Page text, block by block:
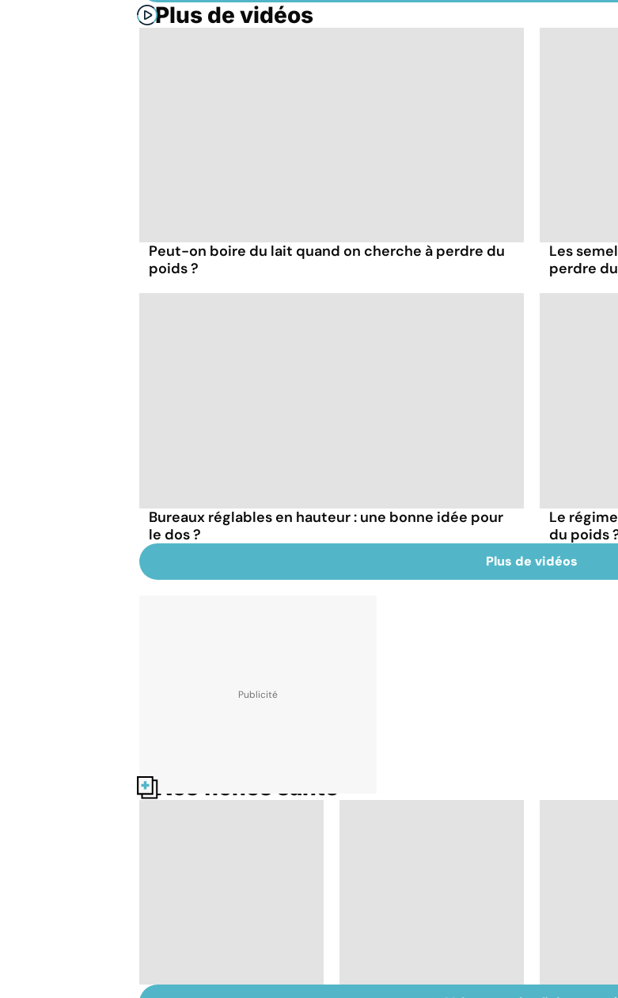
Plus de vidéos
Peut-on boire du lait quand on cherche à perdre du
poids ?
Les
perdre
Bureaux réglables en hauteur : une bonne idée pour
le dos ?
Le
du poids
Plus de vidéos
Nos fiches santé